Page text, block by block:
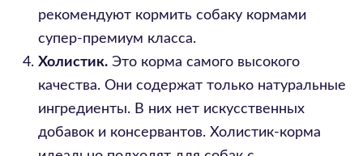
рекомендуют кормить собаку кормами
супер-премиум класса.
Холистик. Это корма самого высокого
качества. Они содержат только натуральные
ингредиенты. В них нет искусственных
добавок и консервантов. Холистик-корма